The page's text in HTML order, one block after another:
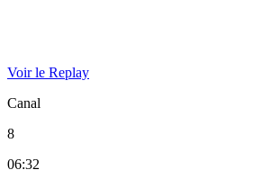
Voir le Replay
Canal
8
06:32